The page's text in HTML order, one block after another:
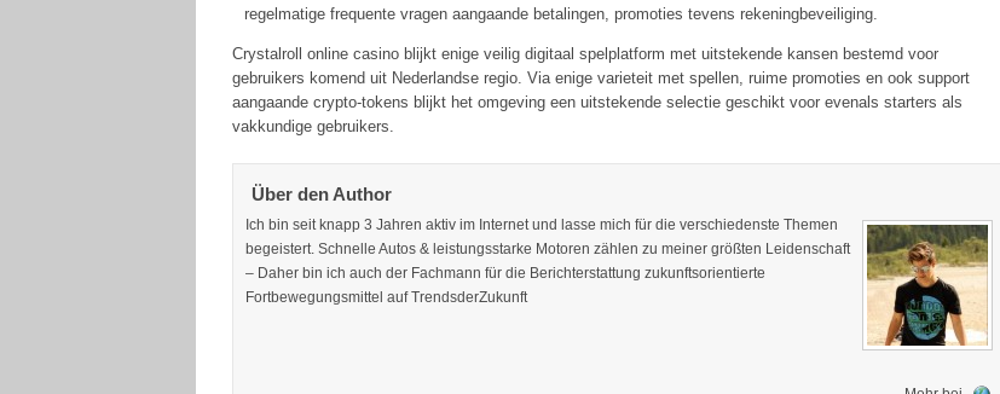
regelmatige frequente vragen aangaande betalingen, promoties tevens rekeningbeveiliging.
Crystalroll online casino blijkt enige veilig digitaal spelplatform met uitstekende kansen bestemd voor
gebruikers komend uit Nederlandse regio. Via enige varieteit met spellen, ruime promoties en ook support
aangaande crypto-tokens blijkt het omgeving een uitstekende selectie geschikt voor evenals starters als
vakkundige gebruikers.
Über den Author
Ich bin seit knapp 3 Jahren aktiv im Internet und lasse mich für die verschiedenste Themen
begeistert. Schnelle Autos & leistungsstarke Motoren zählen zu meiner größten Leidenschaft
– Daher bin ich auch der Fachmann für die Berichterstattung zukunftsorientierte
Fortbewegungsmittel auf TrendsderZukunft